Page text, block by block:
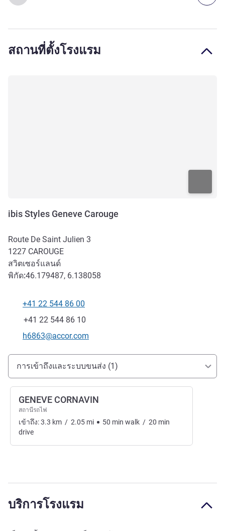
สถานที่ตั้งโรงแรม
ibis Styles Geneve Carouge
Route De Saint Julien 3
1227 CAROUGE
สวิตเซอร์แลนด์
พิกัด:46.179487, 6.138058
โทรศัพท์
+41 22 544 86 00
แฟกซ์
+41 22 544 86 10
อีเมลติดต่อ
h6863@accor.com
การเข้าถึงและการเดินทาง
การเข้าถึงและระบบขนส่ง (1)
GENEVE CORNAVIN
สถานีรถไฟ
เข้าถึง:3.3 km / 2.05 mi 50 min walk / 20 min
drive
บริการโรงแรม